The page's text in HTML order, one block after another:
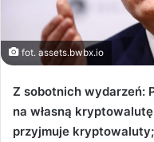
fot. assets.bwbx.io
Z sobotnich wydarzeń:
na własną
przyjmuje kryptowaluty;